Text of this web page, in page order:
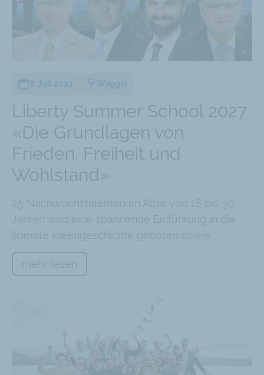
Liberty Summer School 2027
«Die Grundlagen von
Frieden, Freiheit und
Wohlstand»
25 Nachwuchstalenten im Alter von 18 bis 30
Jahren wird eine spannende Einführung in die
liberale Ideengeschichte geboten sowie…
mehr lesen